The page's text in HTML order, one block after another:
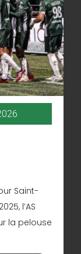
Saint-
l’AS
la pelouse